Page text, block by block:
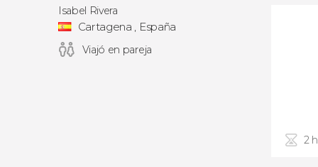
Isabel Rivera
Cartagena , España
Viajó en pareja
2